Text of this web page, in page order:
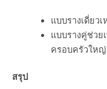
แบบรางเดี่ยว
แบบรางคู่ช่วย
ครอบครัวใหญ่
สรุป